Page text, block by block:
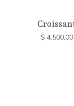
$ 4.500,00